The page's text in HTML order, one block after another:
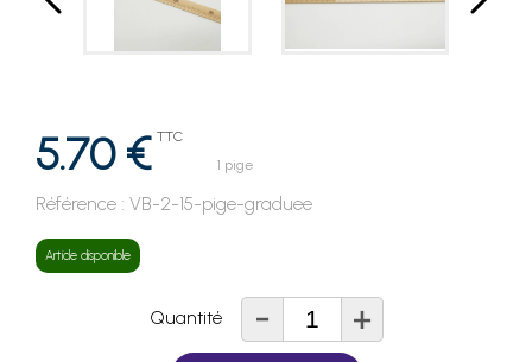
5.70 € TTC
1 pige
Référence : VB-2-15-pige-graduee
Article disponible
Quantité - +